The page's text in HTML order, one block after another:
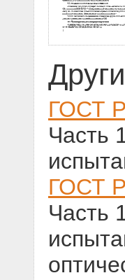
ГОСТ
Часть
ГОСТ
Часть